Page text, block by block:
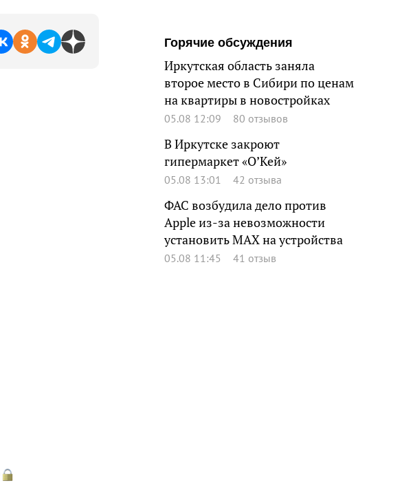
Горячие обсуждения
Иркутская область заняла
второе место в Сибири по ценам
на квартиры в новостройках
05.08 12:09 80 отзывов
В Иркутске закроют
гипермаркет «О’Кей»
05.08 13:01 42 отзыва
ФАС возбудила дело против
Apple из-за невозможности
установить MAX на устройства
05.08 11:45 41 отзыв